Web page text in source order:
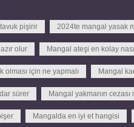
pişirir 2024te mangal yasak
olur Mangal ateşi en kolay
olması için ne yapmalı Mangal
sürer Mangal yakmanın cezası
Mangalda en iyi et hangisi